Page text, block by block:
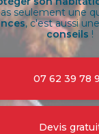
seulement une
, c'est aussi
conseils !
07 62 39 78
Devis